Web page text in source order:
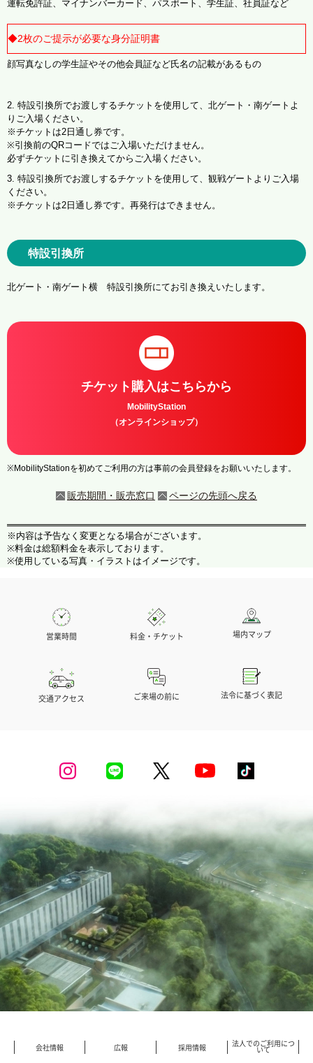
運転免許証、マイナンバーカード、パスポート、学生証、社員証など
◆2枚のご提示が必要な身分証明書
顔写真なしの学生証やその他会員証など氏名の記載があるもの
2. 特設引換所でお渡しするチケットを使用して、北ゲート・南ゲートよ
りご入場ください。
※チケットは2日通し券です。
※引換前のQRコードではご入場いただけません。
必ずチケットに引き換えてからご入場ください。
3. 特設引換所でお渡しするチケットを使用して、観戦ゲートよりご入場
ください。
※チケットは2日通し券です。再発行はできません。
特設引換所
北ゲート・南ゲート横 特設引換所にてお引き換えいたします。
チケット購入はこちらから
MobilityStation
（オンラインショップ）
※MobilityStationを初めてご利用の方は事前の会員登録をお願いいたします。
販売期間・販売窓口 ページの先頭へ戻る
※内容は予告なく変更となる場合がございます。
※料金は総額料金を表示しております。
※使用している写真・イラストはイメージです。
営業時間 料金・チケット 場内マップ
交通アクセス ご来場の前に 法令に基づく表記
会社情報 広報 採用情報 法人でのご利用につ
いて